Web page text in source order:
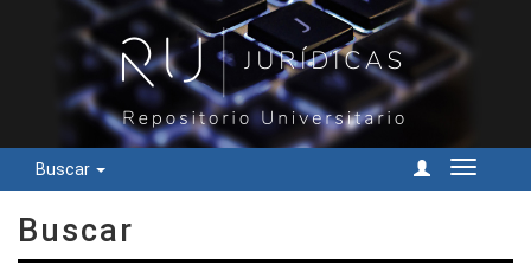
Buscar
Cambiar
Buscar